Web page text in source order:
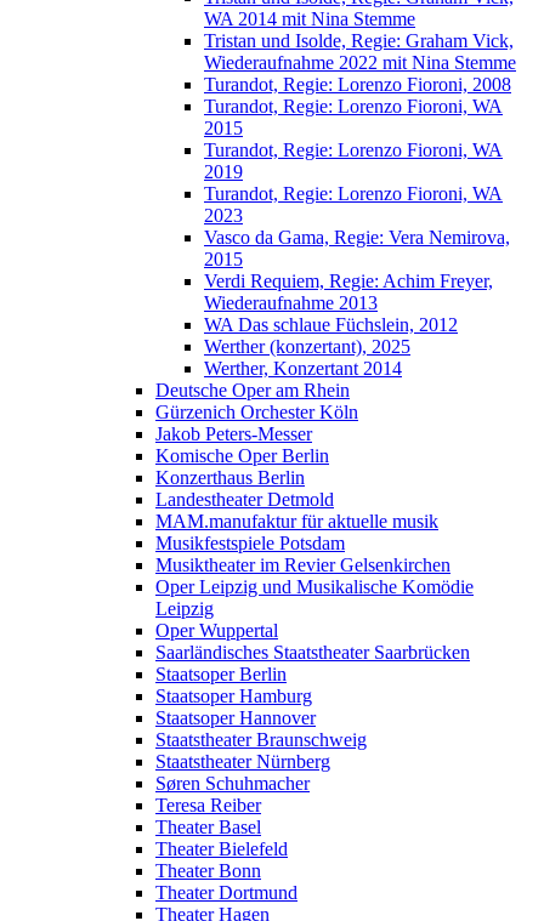
WA 2014 mit Nina Stemme
Tristan und Isolde, Regie: Graham Vick,
Wiederaufnahme 2022 mit Nina Stemme
Turandot, Regie: Lorenzo Fioroni, 2008
Turandot, Regie: Lorenzo Fioroni, WA
2015
Turandot, Regie: Lorenzo Fioroni, WA
2019
Turandot, Regie: Lorenzo Fioroni, WA
2023
Vasco da Gama, Regie: Vera Nemirova,
2015
Verdi Requiem, Regie: Achim Freyer,
Wiederaufnahme 2013
WA Das schlaue Füchslein, 2012
Werther (konzertant), 2025
Werther, Konzertant 2014
Deutsche Oper am Rhein
Gürzenich Orchester Köln
Jakob Peters-Messer
Komische Oper Berlin
Konzerthaus Berlin
Landestheater Detmold
MAM.manufaktur für aktuelle musik
Musikfestspiele Potsdam
Musiktheater im Revier Gelsenkirchen
Oper Leipzig und Musikalische Komödie
Leipzig
Oper Wuppertal
Saarländisches Staatstheater Saarbrücken
Staatsoper Berlin
Staatsoper Hamburg
Staatsoper Hannover
Staatstheater Braunschweig
Staatstheater Nürnberg
Søren Schuhmacher
Teresa Reiber
Theater Basel
Theater Bielefeld
Theater Bonn
Theater Dortmund
Theater Hagen